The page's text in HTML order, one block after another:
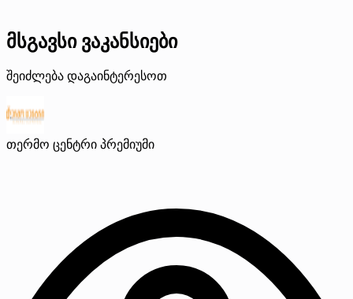
მსგავსი ვაკანსიები
შეიძლება დაგაინტერესოთ
თერმო ცენტრი პრემიუმი